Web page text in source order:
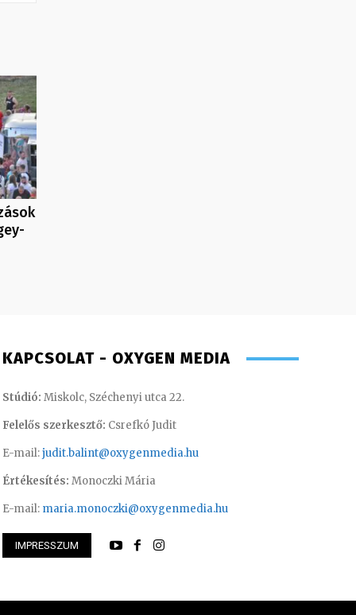
– marketing gyakornok
KAPCSOLAT - OXYGEN MEDIA
Stúdió: Miskolc, Széchenyi utca 22.
Felelős szerkesztő: Csrefkó Judit
E-mail:judit.balint@oxygenmedia.hu
Értékesítés: Monoczki Mária
E-mail: maria.monoczki@oxygenmedia.hu
IMPRESSZUM